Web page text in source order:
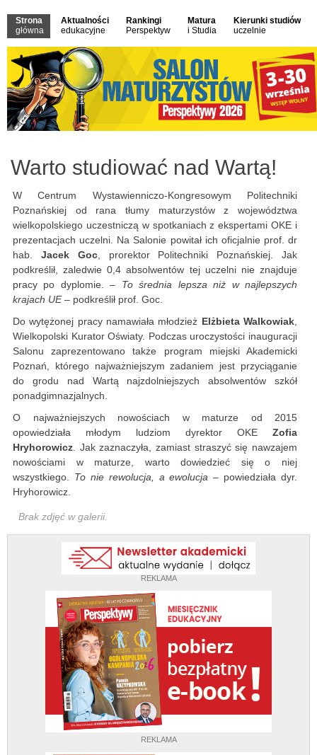
Strona
główna
Aktualności
edukacyjne
Rankingi
Perspektyw
Matura
i Studia
Kierunki studiów
uczelnie
REKLAMA
REKLAMA
Warto studiować nad Wartą!
W Centrum Wystawienniczo-Kongresowym Politechniki
Poznańskiej od rana tłumy maturzystów z województwa
wielkopolskiego uczestniczą w spotkaniach z ekspertami OKE i
prezentacjach uczelni. Na Salonie powitał ich oficjalnie prof. dr
hab. Jacek Goc, prorektor Politechniki Poznańskiej. Jak
podkreślił, zaledwie 0,4 absolwentów tej uczelni nie znajduje
pracy po dyplomie. – To średnia lepsza niż w najlepszych
krajach UE– podkreślił prof. Goc.
Do wytężonej pracy namawiała młodzież Elżbieta Walkowiak,
Wielkopolski Kurator Oświaty. Podczas uroczystości inauguracji
Salonu zaprezentowano także program miejski Akademicki
Poznań, którego najważniejszym zadaniem jest przyciąganie
do grodu nad Wartą najzdolniejszych absolwentów szkół
ponadgimnazjalnych.
O najważniejszych nowościach w maturze od 2015
opowiedziała młodym ludziom dyrektor OKE Zofia
Hryhorowicz. Jak zaznaczyła, zamiast straszyć się nawzajem
nowościami w maturze, warto dowiedzieć się o niej
wszystkiego. To nie rewolucja, a ewolucja – powiedziała dyr.
Hryhorowicz.
Brak zdjęć w galerii.